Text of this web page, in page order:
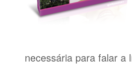
necessária para falar a